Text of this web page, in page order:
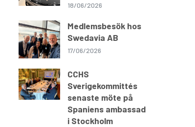
18/06/2026
Medlemsbesök hos
Swedavia AB
17/06/2026
CCHS
Sverigekommittés
senaste möte på
Spaniens ambassad
i Stockholm